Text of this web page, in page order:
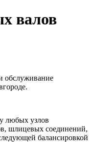
валов
обслуживание
любых узлов
шлицевых соединений,
балансировкой